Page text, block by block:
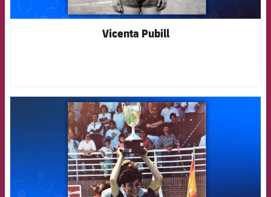
Vicenta Pubill
FCB Barcelona badge